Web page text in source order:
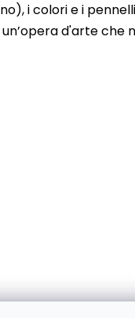
i colori e i
d'arte che